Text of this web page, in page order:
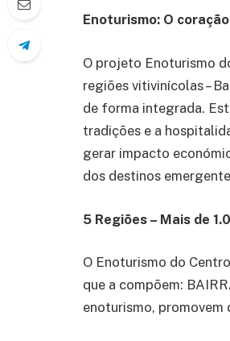
Enoturismo: O
O projeto Enoturismo
regiões vitivinícolas –
de forma integrada.
tradições e a
gerar impacto
dos destinos
5 Regiões – Mais de
O Enoturismo do
que a compõem:
enoturismo,